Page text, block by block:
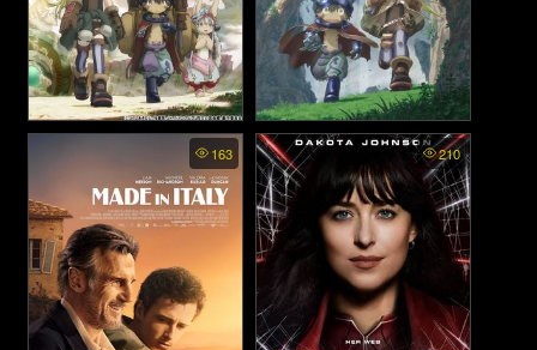
Made in Abyss The Golden
City of the Scorching Sun
พากย์ไทย - นักบุกเบิกหลุมยักษ์
ภาค2 (2022)
Made in Abyss พากย์ไทย -
นักบุกเบิกหลุมยักษ์ (2022)
163 210